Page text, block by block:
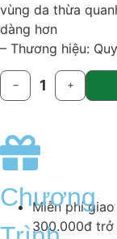
vùng da thừa
dàng hơn
– Thương hiệu:
− 1 +
Chương
Miễn phí
300.000đ trở